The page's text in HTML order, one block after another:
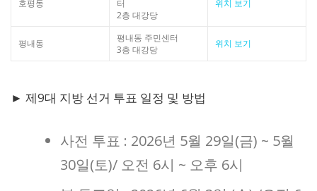
호평동
터
2층 대강당
위치 보기
평내동
평내동 주민센터
3층 대강당
위치 보기
► 제9대 지방 선거 투표 일정 및 방법
사전 투표 : 2026년 5월 29일(금) ~ 5월
30일(토)/ 오전 6시 ~ 오후 6시